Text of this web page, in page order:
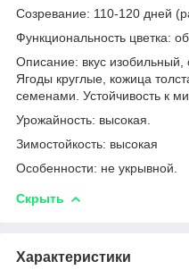
Созревание: 110-120 дней
Функциональность цветка:
Описание: вкус изобильный,
Ягоды круглые, кожица
семенами. Устойчивость к
Урожайность: высокая.
Зимостойкость: высокая
Особенности: не укрывной.
Скрыть
Характеристики